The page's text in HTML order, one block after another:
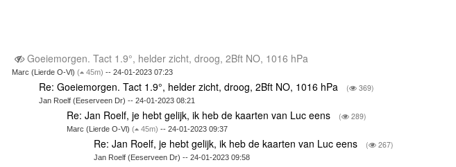
Goeiemorgen. Tact 1.9°, helder zicht, droog, 2Bft NO, 1016 hPa
Marc (Lierde O-Vl) ( 45m) -- 24-01-2023 07:23
Re: Goeiemorgen. Tact 1.9°, helder zicht, droog, 2Bft NO, 1016 hPa ( 369)
Jan Roelf (Eeserveen Dr) -- 24-01-2023 08:21
Re: Jan Roelf, je hebt gelijk, ik heb de kaarten van Luc eens ( 289)
Marc (Lierde O-Vl) ( 45m) -- 24-01-2023 09:37
Re: Jan Roelf, je hebt gelijk, ik heb de kaarten van Luc eens ( 267)
Jan Roelf (Eeserveen Dr) -- 24-01-2023 09:58